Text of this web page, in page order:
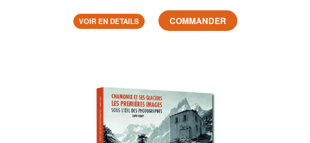
VOIR EN DETAILS COMMANDER